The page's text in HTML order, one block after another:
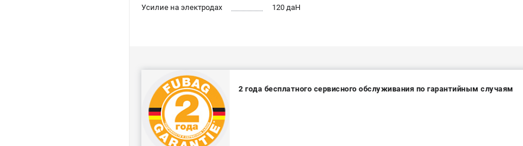
Усилие на электродах
120 даН
2 года бесплатного сервисного обслуживания по гарантийным случаям